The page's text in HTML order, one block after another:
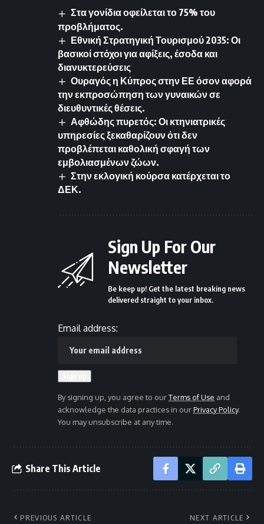
Στα γονίδια οφείλεται το 75% του
προβλήματος.
Εθνική Στρατηγική Τουρισμού 2035: Οι
βασικοί στόχοι για αφίξεις, έσοδα και
διανυκτερεύσεις
Ουραγός η Κύπρος στην ΕΕ όσον αφορά
την εκπροσώπηση των γυναικών σε
διευθυντικές θέσεις.
Αφθώδης πυρετός: Οι κτηνιατρικές
υπηρεσίες ξεκαθαρίζουν ότι δεν
προβλέπεται καθολική σφαγή των
εμβολιασμένων ζώων.
Στην εκλογική κούρσα κατέρχεται το
ΔΕΚ.
Sign Up For Our
Newsletter
Be keep up! Get the latest breaking news
delivered straight to your inbox.
Email address:
By signing up, you agree to ourTerms of Use and
acknowledge the data practices in ourPrivacy Policy.
You may unsubscribe at any time.
Share This Article
PREVIOUS ARTICLE NEXT ARTICLE